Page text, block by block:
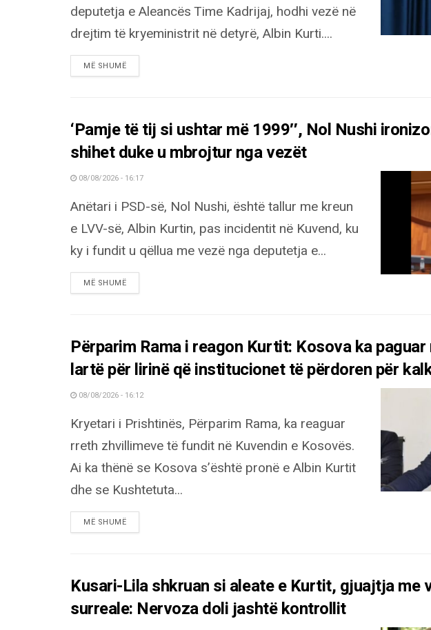
deputetja e Aleancës Time Kadrijaj, hodhi vezë në
drejtim të kryeministrit në detyrë, Albin Kurti....
MË SHUMËDETAILS
‘Pamje të tij si ushtar më 1999″, Nol Nushi
shihet duke u mbrojtur nga vezët
08/08/2026 - 16:17
Anëtari i PSD-së, Nol Nushi, është tallur me kreun
e LVV-së, Albin Kurtin, pas incidentit në Kuvend, ku
ky i fundit u qëllua me vezë nga deputetja e...
MË SHUMËDETAILS
Përparim Rama i reagon Kurtit: Kosova ka
lartë për lirinë që institucionet të përdoren për
08/08/2026 - 16:12
Kryetari i Prishtinës, Përparim Rama, ka reaguar
rreth zhvillimeve të fundit në Kuvendin e Kosovës.
Ai ka thënë se Kosova s’është pronë e Albin Kurtit
dhe se Kushtetuta...
MË SHUMËDETAILS
Kusari-Lila shkruan si aleate e Kurtit, gjuajtja me
surreale: Nervoza doli jashtë kontrollit